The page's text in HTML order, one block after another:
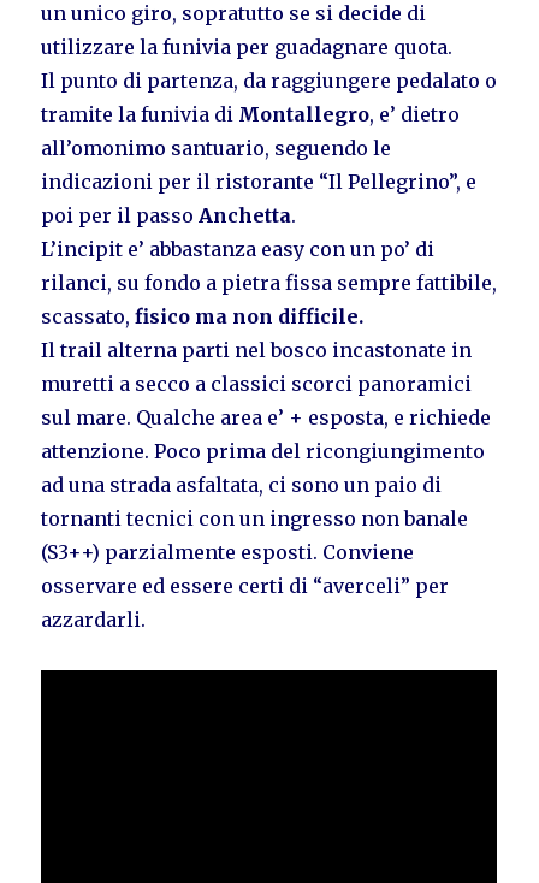
un unico giro, sopratutto se si decide di
utilizzare la funivia per guadagnare quota.
Il punto di partenza, da raggiungere pedalato o
tramite la funivia di Montallegro, e’ dietro
all’omonimo santuario, seguendo le
indicazioni per il ristorante “Il Pellegrino”, e
poi per il passoAnchetta.
L’incipit e’ abbastanza easy con un po’ di
rilanci, su fondo a pietra fissa sempre fattibile,
scassato,fisico ma non difficile.
Il trail alterna parti nel bosco incastonate in
muretti a secco a classici scorci panoramici
sul mare. Qualche area e’ + esposta, e richiede
attenzione. Poco prima del ricongiungimento
ad una strada asfaltata, ci sono un paio di
tornanti tecnici con un ingresso non banale
(S3++) parzialmente esposti. Conviene
osservare ed essere certi di “averceli” per
azzardarli.